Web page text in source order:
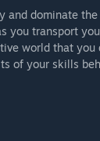
and dominate
you transport
world that you
of your skills